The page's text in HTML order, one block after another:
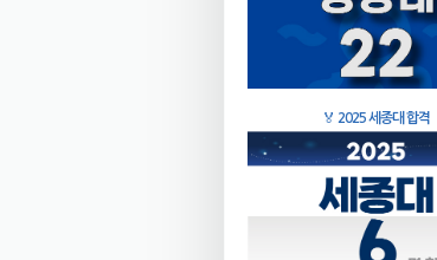
🏅 2025 세종대 합격